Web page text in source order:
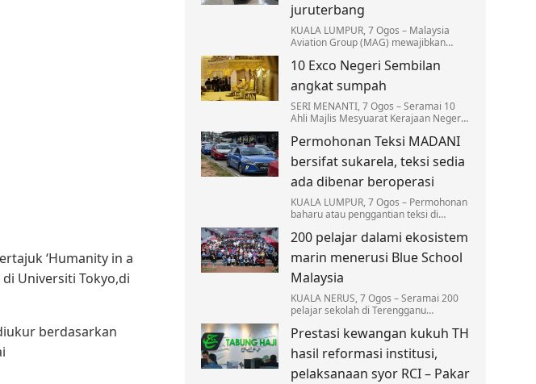
‘Humanity in a
Universiti Tokyo,di
berdasarkan
juruterbang
KUALA LUMPUR, 7 Ogos – Malaysia
Aviation Group (MAG) mewajibkan
juruterbang di bawah syarikat
penerbangannya bagi memperkukuh…
10 Exco Negeri Sembilan
angkat sumpah
SERI MENANTI, 7 Ogos – Seramai 10
Ahli Majlis Mesyuarat Kerajaan Negeri
sumpah jawatan hari ini bagi
melengkapkan barisan…
Permohonan Teksi MADANI
bersifat sukarela, teksi sedia
ada dibenar beroperasi
KUALA LUMPUR, 7 Ogos – Permohonan
baharu atau penggantian teksi di
MADANI Nasional adalah bersifat
sukarela dan terhad kepada…
200 pelajar dalami ekosistem
marin menerusi Blue School
Malaysia
KUALA NERUS, 7 Ogos – Seramai 200
pelajar sekolah di Terengganu
langsung mengenai ekosistem marin…
Prestasi kewangan kukuh TH
hasil reformasi institusi,
pelaksanaan syor RCI – Pakar